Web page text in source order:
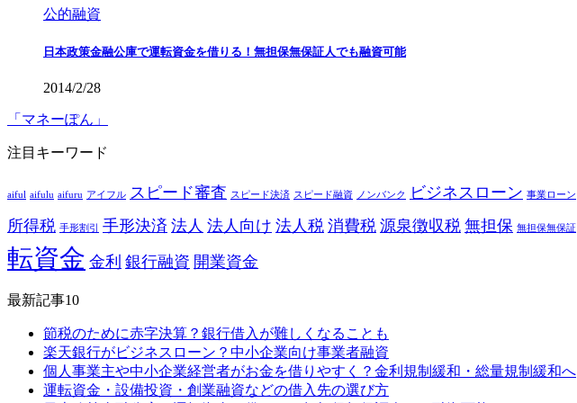
公的融資
日本政策金融公庫で運転資金を借りる！無担保無保証人でも融資可能
2014/2/28
「マネーぽん」
注目キーワード
aiful aifulu aifuru アイフル スピード審査 スピード決済 スピード融資 ノンバンク ビジネスローン 事業ローン
所得税 手形割引 手形決済 法人 法人向け 法人税 消費税 源泉徴収税 無担保 無担保無保証
転資金 金利 銀行融資 開業資金
最新記事10
節税のために赤字決算？銀行借入が難しくなることも
楽天銀行がビジネスローン？中小企業向け事業者融資
個人事業主や中小企業経営者がお金を借りやすく？金利規制緩和・総量規制緩和へ
運転資金・設備投資・創業融資などの借入先の選び方